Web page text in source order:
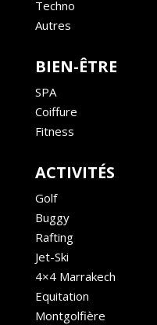
Techno
Autres
BIEN-ÊTRE
SPA
Coiffure
Fitness
ACTIVITÉS
Golf
Buggy
Rafting
Jet-Ski
4×4 Marrakech
Equitation
Montgolfière